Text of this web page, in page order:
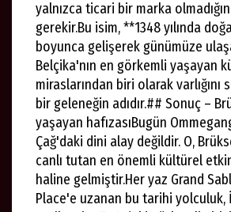
yalnızca ticari bir marka
gerekir.Bu isim, **1348 yılında
boyunca gelişerek günümüze
Belçika'nın en görkemli yaşayan
miraslarından biri olarak varlığını
bir geleneğin adıdır.## Sonuç –
yaşayan hafızasıBugün
Çağ'daki dini alay değildir. O,
canlı tutan en önemli kültürel
haline gelmiştir.Her yaz Grand
Place'e uzanan bu tarihi yolculuk,